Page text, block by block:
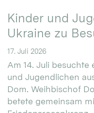
Kinder und
Ukraine zu
17. Juli 2026
Am 14. Juli besuchte
und Jugendlichen
Dom. Weihbischof
betete gemeinsam